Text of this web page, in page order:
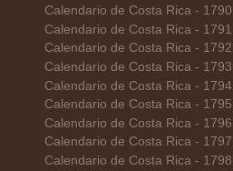
Calendario de Costa Rica - 1790
Calendario de Costa Rica - 1791
Calendario de Costa Rica - 1792
Calendario de Costa Rica - 1793
Calendario de Costa Rica - 1794
Calendario de Costa Rica - 1795
Calendario de Costa Rica - 1796
Calendario de Costa Rica - 1797
Calendario de Costa Rica - 1798